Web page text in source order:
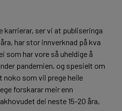
karrierar, ser vi at publiseringa
har stor innverknad på kva
som har vore så uheldige å
pandemien, og spesielt om
noko som vil prege heile
forskarar meir enn
dei neste 15-20 åra,